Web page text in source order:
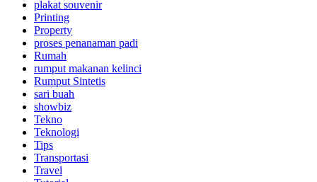
plakat souvenir
Printing
Property
proses penanaman padi
Rumah
rumput makanan kelinci
Rumput Sintetis
sari buah
showbiz
Tekno
Teknologi
Tips
Transportasi
Travel